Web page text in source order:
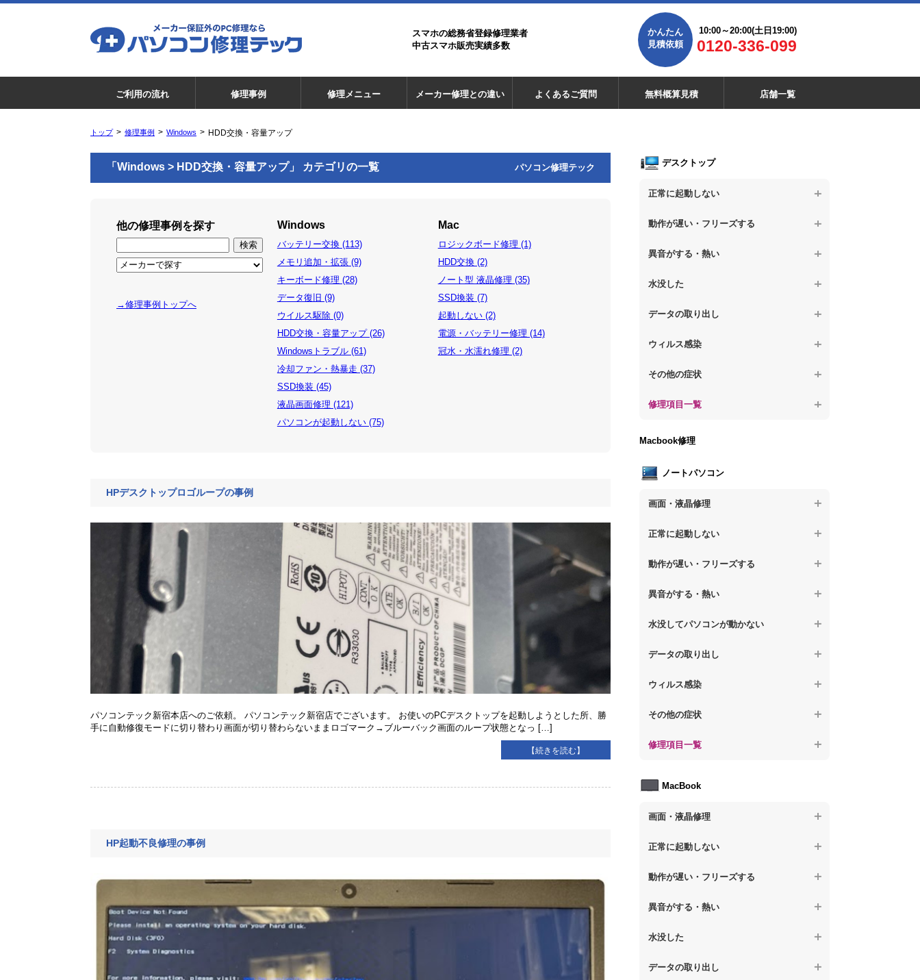
スマホの総務省登録修理業者
中古スマホ販売実績多数
かんたん
見積依頼
10:00～20:00(土日19:00)
0120-336-099
ご利用の流れ 修理事例 修理メニュー メーカー修理との違い よくあるご質問 無料概算見積 店舗一覧
トップ 修理事例 Windows HDD交換・容量アップ
「Windows > HDD交換・容量アップ」 カテゴリの一覧 パソコン修理テック
他の修理事例を探す
→修理事例トップへ
Windows
バッテリー交換 (113)
メモリ追加・拡張 (9)
キーボード修理 (28)
データ復旧 (9)
ウイルス駆除 (0)
HDD交換・容量アップ (26)
Windowsトラブル (61)
冷却ファン・熱暴走 (37)
SSD換装 (45)
液晶画面修理 (121)
パソコンが起動しない (75)
Mac
ロジックボード修理 (1)
HDD交換 (2)
ノート型 液晶修理 (35)
SSD換装 (7)
起動しない (2)
電源・バッテリー修理 (14)
冠水・水濡れ修理 (2)
HPデスクトップロゴループの事例
パソコンテック新宿本店へのご依頼。 パソコンテック新宿店でございます。 お使いのPCデスクトップを起動しようとした所、勝
手に自動修復モードに切り替わり画面が切り替わらないままロゴマーク→ブルーバック画面のループ状態となっ […]
【続きを読む】
HP起動不良修理の事例
デスクトップ
正常に起動しない
【デスクトップPC】電源を押しても反応が
【デスクトップPC】電源を入れても何も表
が固まる
返す
【デスクトップPC】修復モードから復旧で
【デスクトップPC】その他の起動しない問
動作が遅い・フリーズする
【デスクトップPC】操作中の動作が遅い
題
異音がする・熱い
【デスクトップPC】パソコンから異音がす
【デスクトップPC】パソコン本体が熱い
【デスクトップPC】異音や熱に関するその
水没した
【デスクトップPC】水没してパソコンが動
データの取り出し
【デスクトップPC】起動しないPCのデー
【デスクトップPC】ログインできないPC
他の問題
ウィルス感染
【デスクトップPC】特定のプログラムを削
【デスクトップPC】ウィルスにより正常動
【デスクトップPC】セキュリティ対策をし
【デスクトップPC】ウィルス感染のその他
の問題
その他の症状
【デスクトップPC】事例紹介
修理項目一覧
【デスクトップPC】電源故障
【デスクトップPC】液晶ディスプレイ交換
【デスクトップPC】マザーボード交換
Macbook修理
ノートパソコン
画面・液晶修理
【ノートパソコン】画面の割れ・破損
正常に起動しない
【ノートパソコン】電源を押しても反応が
【ノートパソコン】電源を押しても何も表
が固まる
り返す
【ノートパソコン】修復モードから復旧で
【ノートパソコン】その他の起動しない問
動作が遅い・フリーズする
【ノートパソコン】操作中の動作が重い
題
異音がする・熱い
【ノートパソコン】パソコンから異音がす
【ノートパソコン】パソコン本体が熱い
【ノートパソコン】異音や熱に関するその
水没してパソコンが動かない
【ノートパソコン】水没してパソコンが動
データの取り出し
【ノートパソコン】起動しないPCのデータ
【ノートパソコン】ログインできないPCの
【ノートパソコン】データ取り出しのその
ウィルス感染
【ノートパソコン】特定のプログラムを削
【ノートパソコン】ウィルスにより正常動
【ノートパソコン】セキュリティ対策をし
【ノートパソコン】ウィルス感染のその他
その他の症状
【ノートパソコン】事例紹介
修理項目一覧
【ノートパソコン】電源故障
【ノートパソコン】液晶ディスプレイ交換
【ノートパソコン】マザーボード修理
MacBook
画面・液晶修理
【macbook】画面の割れ・破損
のノイズが入る、色がおかしい、チラつく
【macbook】症状が選択肢にない、よく分
正常に起動しない
【macbook】電源ボタンを押しても反応が
【macbook】電源は入るが画面は真っ暗で
【macbook】症状が選択肢にない、よく分
動作が遅い・フリーズする
異音がする・熱い
【macbook】パソコンから異音がする
熱風が出ている
水没した
【macbook】水没してパソコンが動かない
データの取り出し